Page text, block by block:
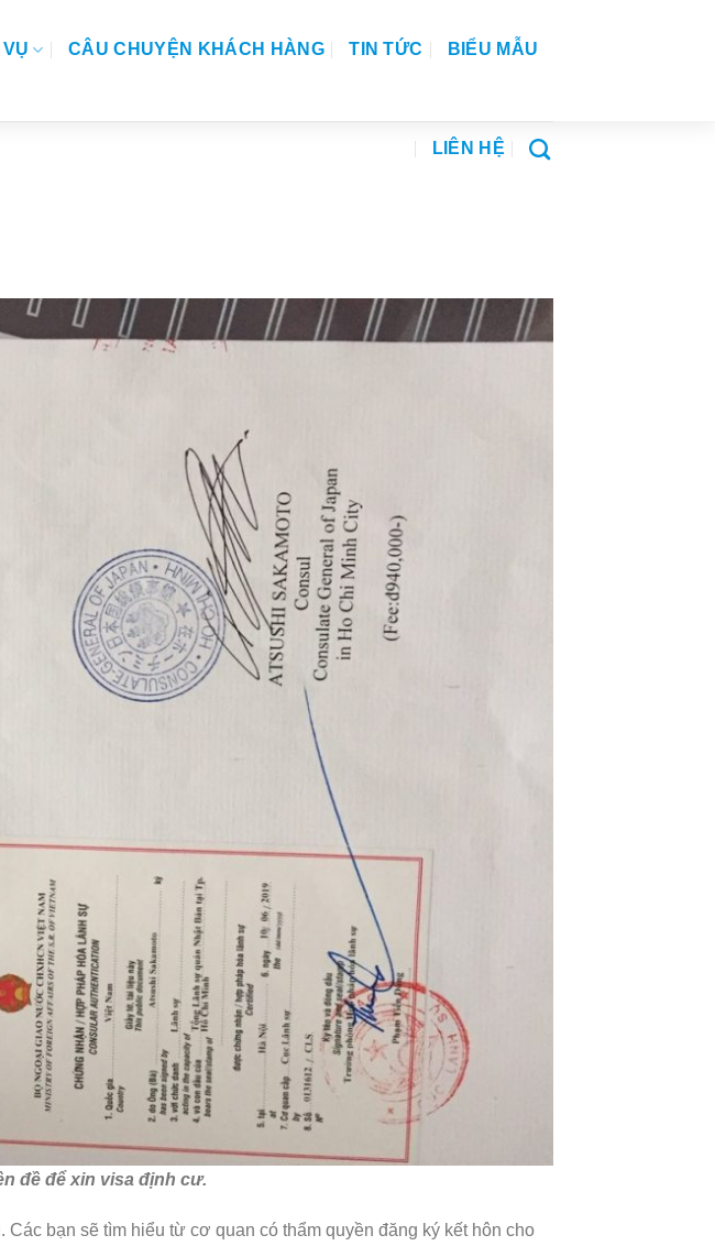
VỤ CÂU CHUYỆN KHÁCH HÀNG TIN TỨC BIỂU MẪU
LIÊN HỆ
đề để xin visa định cư.
bạn sẽ tìm hiểu từ cơ quan có thẩm quyền đăng ký kết hôn cho